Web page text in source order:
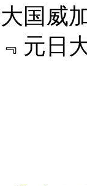
国威
﹃元